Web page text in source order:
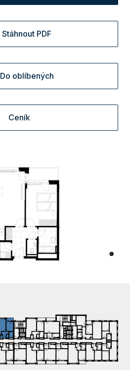
Stáhnout PDF
Do oblíbených
Ceník